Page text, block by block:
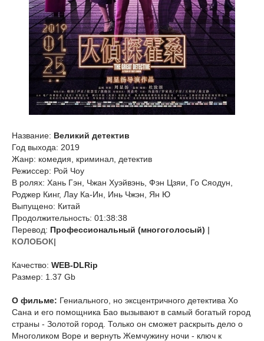
Название: Великий детектив
Год выхода: 2019
Жанр: комедия, криминал, детектив
Режиссер: Рой Чоу
В ролях: Хань Гэн, Чжан Хуэйвэнь, Фэн Цзяи, Го Сяодун,
Роджер Кинг, Лау Ка-Ин, Инь Чжэн, Ян Ю
Выпущено: Китай
Продолжительность: 01:38:38
Перевод: Профессиональный (многоголосый) |
КОЛОБОК|
Качество: WEB-DLRip
Размер: 1.37 Gb
О фильме: Гениального, но эксцентричного детектива Хо
Сана и его помощника Бао вызывают в самый богатый город
страны - Золотой город. Только он сможет раскрыть дело о
Многоликом Воре и вернуть Жемчужину ночи - ключ к